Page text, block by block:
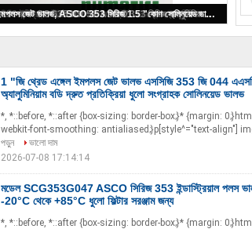
1 "জি থ্রেড এঙ্গেল ইমপলস জেট ভালভ এসসিজি 353 জি 044 এএসসিও সিরিজ 353 অ্যালুমিনিয়াম বডি দ্রুত প্রতিক্রিয়া ধুলো সংগ্রাহক সোলিনয়েড ভালভ
1 "জি থ্রেড এঙ্গেল ইমপলস জেট ভালভ এসসিজি 353 জি 044
অ্যালুমিনিয়াম বডি দ্রুত প্রতিক্রিয়া ধুলো সংগ্রাহক সোলিনয়েড ভালভ
*, *::before, *::after {box-sizing: border-box;}* {margin:
webkit-font-smoothing: antialiased;}p[style^="text-align"]
পড়ুন
ভালো দাম
2026-07-08 17:14:14
মডেল SCG353G047 ASCO সিরিজ 353 ইন্ডাস্ট্রিয়াল পলস
-20°C থেকে +85°C ধুলো ফিল্টার সরঞ্জাম জন্য
*, *::before, *::after {box-sizing: border-box;}* {margin: